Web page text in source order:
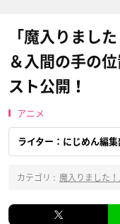
「魔入りまし
＆入間の手の
スト公開！
アニメ
ライター：にじめん編集
カテゴリ : 魔入りました